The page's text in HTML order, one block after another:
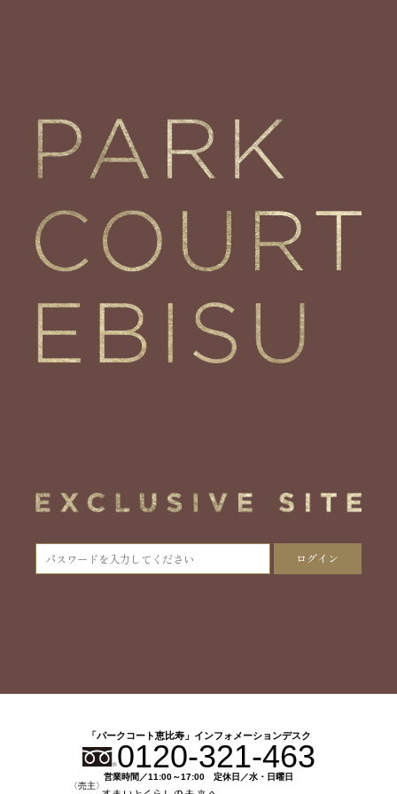
ログイン
「パークコート恵比寿」インフォメーションデスク
0120-321-463
営業時間／11:00～17:00 定休日／水・日曜日
〈売主〉